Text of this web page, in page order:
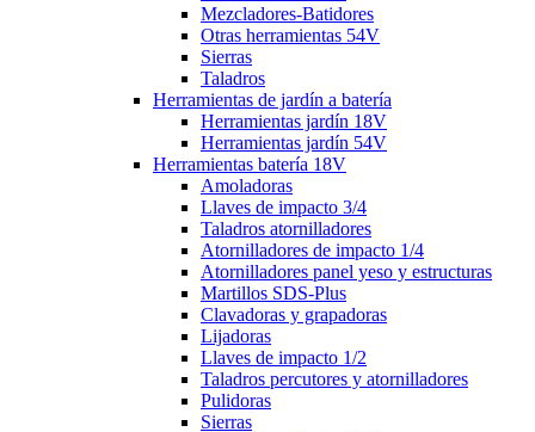
Mezcladores-Batidores
Otras herramientas 54V
Sierras
Taladros
Herramientas de jardín a batería
Herramientas jardín 18V
Herramientas jardín 54V
Herramientas batería 18V
Amoladoras
Llaves de impacto 3/4
Taladros atornilladores
Atornilladores de impacto 1/4
Atornilladores panel yeso y estructuras
Martillos SDS-Plus
Clavadoras y grapadoras
Lijadoras
Llaves de impacto 1/2
Taladros percutores y atornilladores
Pulidoras
Sierras